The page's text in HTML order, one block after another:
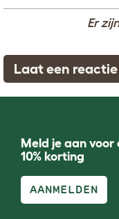
Er
Laat een
Meld je aan
10% korting
AANMELDEN